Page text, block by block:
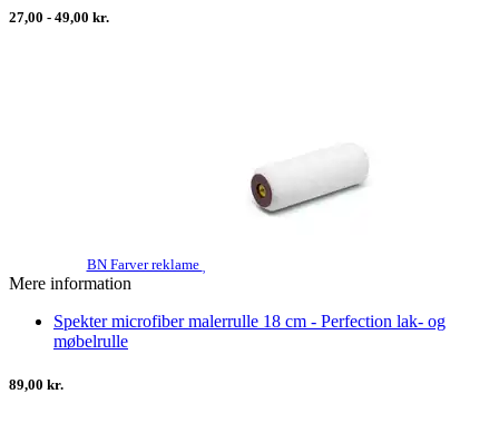
27,00 - 49,00 kr.
BN Farver reklame
Mere information
Spekter microfiber malerrulle 18 cm - Perfection lak- og
møbelrulle
89,00 kr.